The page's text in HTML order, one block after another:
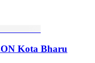
Kota Bharu